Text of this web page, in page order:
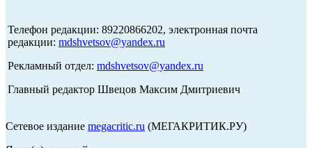
Телефон редакции: 89220866202, электронная почта
редакции: mdshvetsov@yandex.ru
Рекламный отдел: mdshvetsov@yandex.ru
Главный редактор Швецов Максим Дмитриевич
Сетевое издание megacritic.ru (МЕГАКРИТИК.РУ)